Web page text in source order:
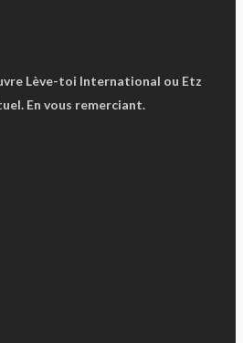
Lève-toi International ou Etz
En vous remerciant.